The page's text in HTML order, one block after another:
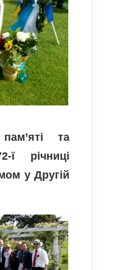
та
ї річниці
у Другій